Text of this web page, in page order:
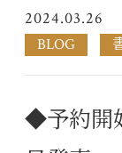
2024.03.26
BLOG
◆予約開